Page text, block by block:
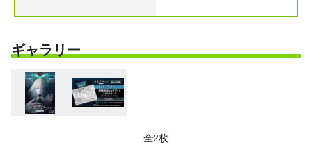
ギャラリー
全2枚